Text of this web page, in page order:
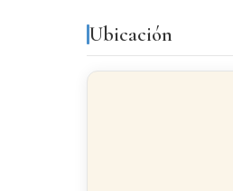
DATOS DE LA
Ubicación